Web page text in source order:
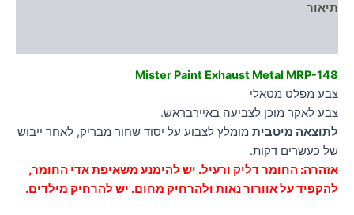
תיאור
Mister Paint Exhaust Metal MRP-148
צבע מפלט מטאלי
צבע לאקר מוכן לצביעה באיירבראש.
לתוצאה מיטבית מומלץ לצבוע על יסוד שחור מבריק, לאחר ייבוש
של כעשרים דקות.
אזהרה: החומר דליק ורעיל. יש להימנע משאיפת אדי החומר,
להקפיד על אוורור נאות ולהרחיק מחום. יש להרחיק מילדים.